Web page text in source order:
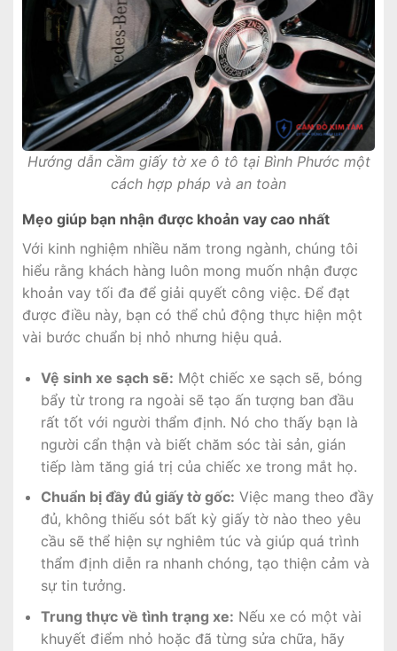
Hướng dẫn cầm giấy tờ xe ô tô tại Bình Phước một
cách hợp pháp và an toàn
Mẹo giúp bạn nhận được khoản vay cao nhất
Với kinh nghiệm nhiều năm trong ngành, chúng tôi
hiểu rằng khách hàng luôn mong muốn nhận được
khoản vay tối đa để giải quyết công việc. Để đạt
được điều này, bạn có thể chủ động thực hiện một
vài bước chuẩn bị nhỏ nhưng hiệu quả.
Vệ sinh xe sạch sẽ: Một chiếc xe sạch sẽ, bóng
bẩy từ trong ra ngoài sẽ tạo ấn tượng ban đầu
rất tốt với người thẩm định. Nó cho thấy bạn là
người cẩn thận và biết chăm sóc tài sản, gián
tiếp làm tăng giá trị của chiếc xe trong mắt họ.
Chuẩn bị đầy đủ giấy tờ gốc: Việc mang theo đầy
đủ, không thiếu sót bất kỳ giấy tờ nào theo yêu
cầu sẽ thể hiện sự nghiêm túc và giúp quá trình
thẩm định diễn ra nhanh chóng, tạo thiện cảm và
sự tin tưởng.
Trung thực về tình trạng xe: Nếu xe có một vài
khuyết điểm nhỏ hoặc đã từng sửa chữa, hãy